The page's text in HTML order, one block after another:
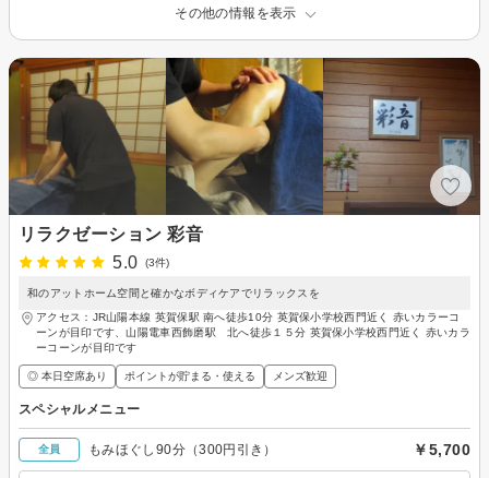
その他の情報を表示
リラクゼーション 彩音
5.0
(3件)
和のアットホーム空間と確かなボディケアでリラックスを
アクセス：JR山陽本線 英賀保駅 南へ徒歩10分 英賀保小学校西門近く 赤いカラーコ
ーンが目印です、山陽電車西飾磨駅 北へ徒歩１５分 英賀保小学校西門近く 赤いカラ
ーコーンが目印です
◎ 本日空席あり ポイントが貯まる・使える メンズ歓迎
スペシャルメニュー
全員 もみほぐし90分（300円引き） ￥5,700